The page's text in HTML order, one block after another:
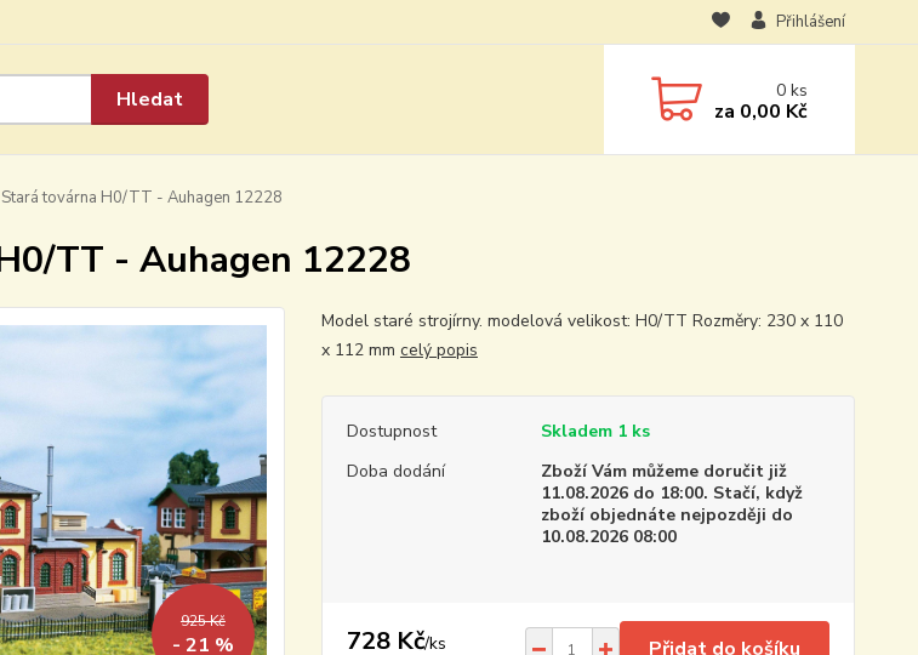
Přihlášení
Hledat 0ks
za 0,00 Kč
Stará továrna H0/TT - Auhagen 12228
TT - Auhagen 12228
925 Kč
- 21 %
Model staré strojírny. modelová velikost: H0/TT Rozměry: 230 x 110
x 112 mm celý popis
Dostupnost
Skladem 1 ks
Doba dodání
Zboží Vám můžeme doručit již
11.08.2026 do 18:00. Stačí, když
zboží objednáte nejpozději do
10.08.2026 08:00
728 Kč/ks Přidat do košíku